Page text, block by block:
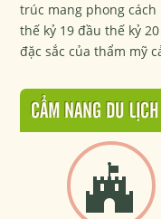
trúc mang phong
thế kỷ 19 đầu thế kỷ
đặc sắc của thẩm mỹ
CẨM NANG DU